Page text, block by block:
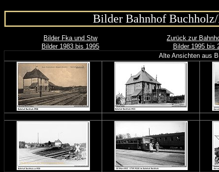
Bilder Bahnhof
Bilder Fka und Stw
Zurück zur
Bilder 1983 bis 1995
Bilder 1995 bis
Alte Ansichten aus